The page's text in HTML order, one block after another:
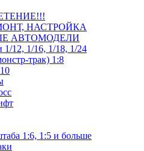
НАСТРОЙКА
АВТОМОДЕЛИ
12, 1/16, 1/18, 1/24
трак) 1:8
1:6, 1:5 и больше